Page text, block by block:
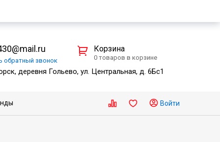
обратный звонок
деревня Гольево, ул. Центральная, д. 6Бс1
Корзина
0 товаров в корзине
Войти